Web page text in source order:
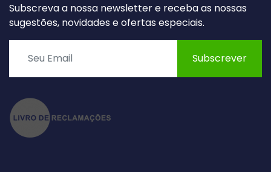
Subscreva a nossa newsletter e receba as nossas
sugestões, novidades e ofertas especiais.
Subscrever